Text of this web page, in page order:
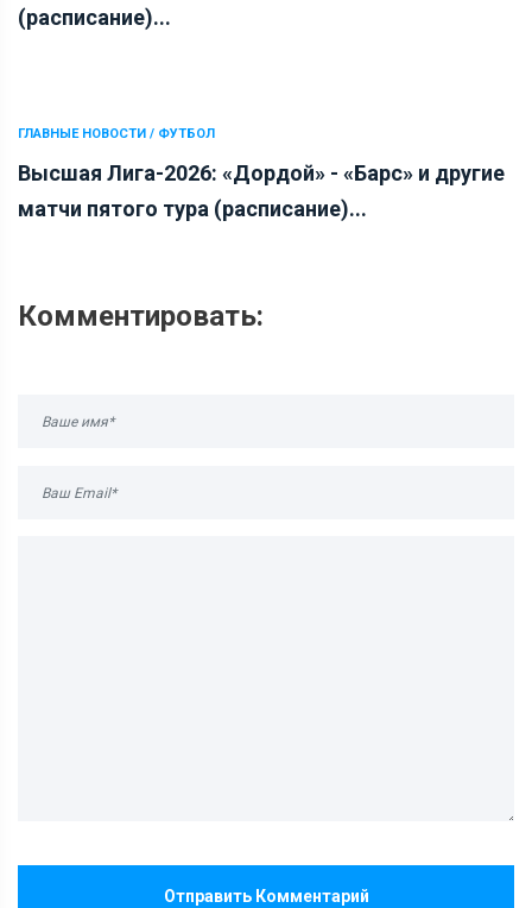
(расписание)...
ГЛАВНЫЕ НОВОСТИ / ФУТБОЛ
Высшая Лига-2026: «Дордой» - «Барс» и другие
матчи пятого тура (расписание)...
Комментировать:
Отправить Комментарий